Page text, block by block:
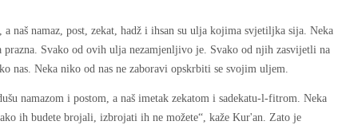
naš namaz, post, zekat, hadž i ihsan su ulja kojima svjetiljka sija. Neka
Svako od ovih ulja nezamjenljivo je. Svako od njih zasvijetli na
nas. Neka niko od nas ne zaboravi opskrbiti se svojim uljem.
namazom i postom, a naš imetak zekatom i sadekatu-l-fitrom. Neka
ih budete brojali, izbrojati ih ne možete“, kaže Kur'an. Zato je